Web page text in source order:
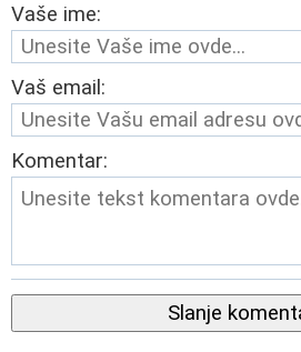
Vaše ime:
Vaš email:
Komentar:
Slanje